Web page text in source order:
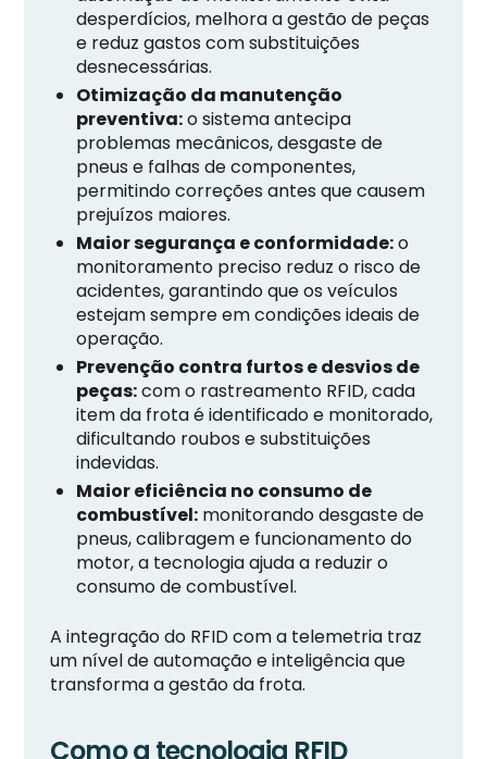
desperdícios, melhora a gestão de peças
e reduz gastos com substituições
desnecessárias.
Otimização da manutenção
preventiva:o sistema antecipa
problemas mecânicos, desgaste de
pneus e falhas de componentes,
permitindo correções antes que causem
prejuízos maiores.
Maior segurança e conformidade:o
monitoramento preciso reduz o risco de
acidentes, garantindo que os veículos
estejam sempre em condições ideais de
operação.
Prevenção contra furtos e desvios de
peças:com o rastreamento RFID, cada
item da frota é identificado e monitorado,
dificultando roubos e substituições
indevidas.
Maior eficiência no consumo de
combustível: monitorando desgaste de
pneus, calibragem e funcionamento do
motor, a tecnologia ajuda a reduzir o
consumo de combustível.
A integração do RFID com a telemetria traz
um nível de automação e inteligência que
transforma a gestão da frota.
Como a tecnologia RFID